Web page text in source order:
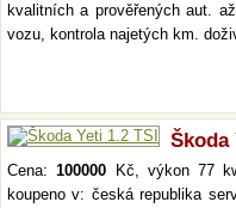
kvalitních a prověřených aut.
vozu, kontrola najetých km.
Škoda
Cena:100000 Kč, výkon 77
koupeno v: česká republika